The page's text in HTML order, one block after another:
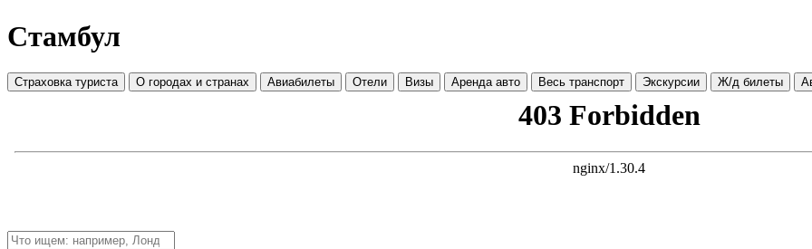
Стамбул
Страховка туриста О городах и странах Авиабилеты Отели Визы Аренда авто Весь транспорт Экскурсии Ж/д билеты